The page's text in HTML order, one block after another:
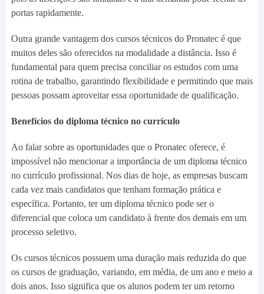
portas rapidamente.
Outra grande vantagem dos cursos técnicos do Pronatec é que
muitos deles são oferecidos na modalidade a distância. Isso é
fundamental para quem precisa conciliar os estudos com uma
rotina de trabalho, garantindo flexibilidade e permitindo que mais
pessoas possam aproveitar essa oportunidade de qualificação.
Benefícios do diploma técnico no currículo
Ao falar sobre as oportunidades que o Pronatec oferece, é
impossível não mencionar a importância de um diploma técnico
no currículo profissional. Nos dias de hoje, as empresas buscam
cada vez mais candidatos que tenham formação prática e
específica. Portanto, ter um diploma técnico pode ser o
diferencial que coloca um candidato à frente dos demais em um
processo seletivo.
Os cursos técnicos possuem uma duração mais reduzida do que
os cursos de graduação, variando, em média, de um ano e meio a
dois anos. Isso significa que os alunos podem ter um retorno